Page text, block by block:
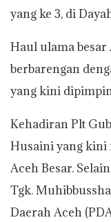
yang ke 3, di
Haul ulama
berbarengan
yang kini
Kehadiran Plt
Husaini yang kini
Aceh Besar.
Tgk.
Daerah Aceh